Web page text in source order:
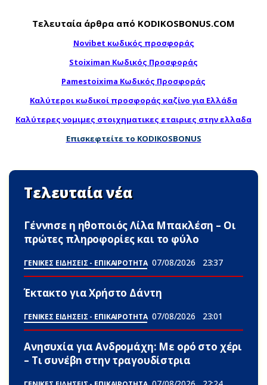
Τελευταία άρθρα από KODIKOSBONUS.COM
Novibet κωδικός προσφοράς
Stoiximan Κωδικός Προσφοράς
Pamestoixima Κωδικός Προσφοράς
Καλύτεροι κωδικοί προσφοράς καζίνο για Ελλάδα
Καλύτερες νομιμες στοιχηματικες εταιριες στην ελλαδα
Επισκεφτείτε το KODIKOSBONUS
Τελευταία νέα
Γέννnσε η ηθοποιός Λίλα Μπακλέση – Οι
πρώτες πληροφορίες και το φύλο
ΓΕΝΙΚΕΣ ΕΙΔΗΣΕΙΣ - ΕΠΙΚΑΙΡΟΤΗΤΑ 07/08/2026 23:37
Έκτακτο για Χρήστο Δάντη
ΓΕΝΙΚΕΣ ΕΙΔΗΣΕΙΣ - ΕΠΙΚΑΙΡΟΤΗΤΑ 07/08/2026 23:01
Ανησυxία για Ανδρομάχη: Με ορό στο χέρι
– Τι συνέβn στην τραγουδίστρια